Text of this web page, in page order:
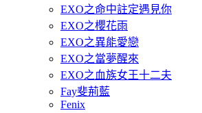
EXO之命中註定遇見你
EXO之櫻花雨
EXO之異能愛戀
EXO之當夢醒來
EXO之血族女王十二夫
Fay斐荊藍
Fenix